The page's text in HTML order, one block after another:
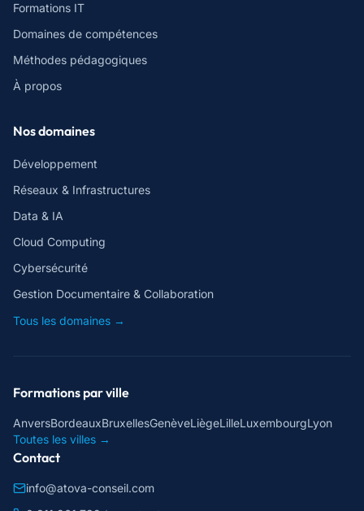
Formations IT
Domaines de compétences
Méthodes pédagogiques
À propos
Nos domaines
Développement
Réseaux & Infrastructures
Data & IA
Cloud Computing
Cybersécurité
Gestion Documentaire & Collaboration
Tous les domaines →
Formations par ville
AnversBordeauxBruxellesGenèveLiègeLilleLuxembourgLyon
Toutes les villes →
Contact
info@atova-conseil.com